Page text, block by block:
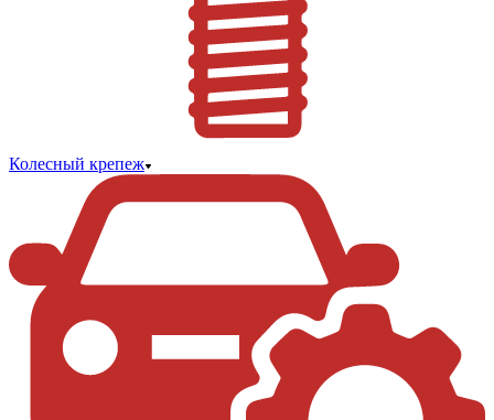
Колесный крепеж